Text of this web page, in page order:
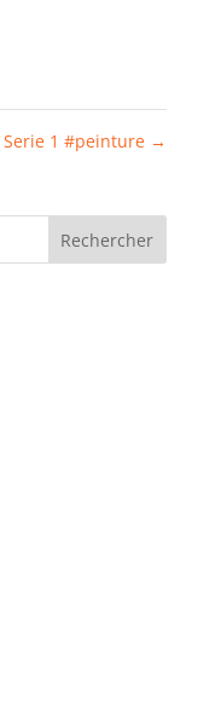
Serie 1 #peinture →